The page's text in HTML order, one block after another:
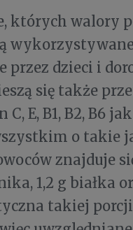
których walory
przez dzieci i
się także
C, E, B1, B2, B6
o takie
znajduje
1,2 g białka
takiej